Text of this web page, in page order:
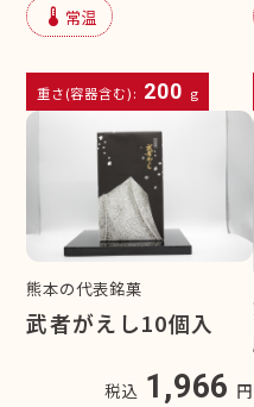
device_thermostat 常温
重さ(容器含む): 200 g
熊本の代表銘菓
武者がえし10個入
税込 1,966 円